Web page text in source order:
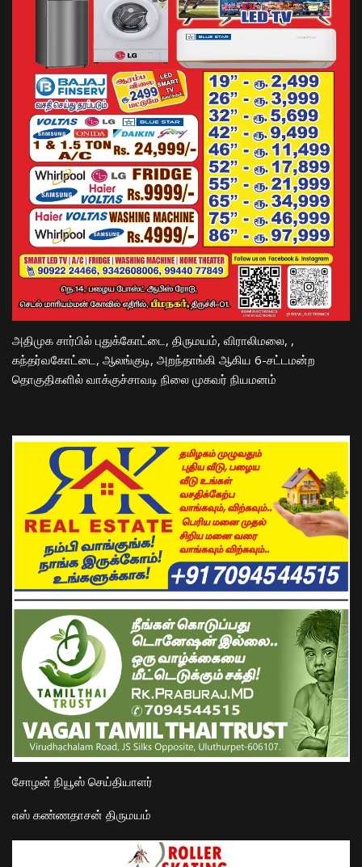
அதிமுக சார்பில் புதுக்கோட்டை, திருமயம், விராலிமலை, ,
கந்தர்வகோட்டை, ஆலங்குடி, அறந்தாங்கி ஆகிய 6-சட்டமன்ற
தொகுதிகளில் வாக்குச்சாவடி நிலை முகவர் நியமனம்
சோழன் நியூஸ் செய்தியாளர்
எஸ் கண்ணதாசன் திருமயம்